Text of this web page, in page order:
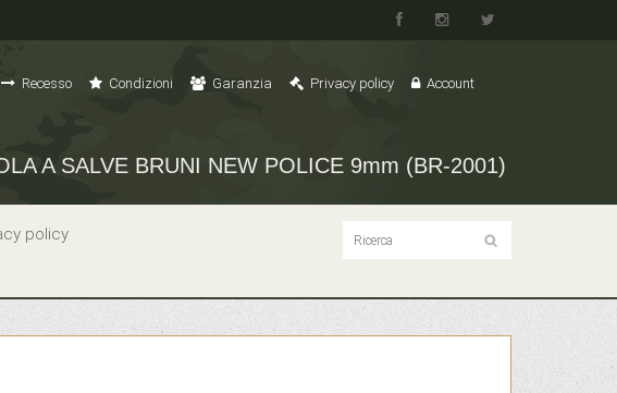
Recesso Condizioni Garanzia Privacy policy
Account
A SALVE BRUNI NEW POLICE 9mm (BR-2001)
policy